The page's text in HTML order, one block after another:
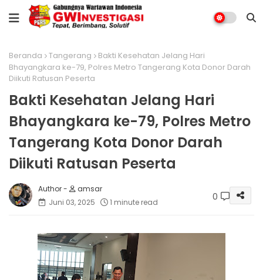
Beranda Tangerang
Bakti Kesehatan Jelang Hari
Bhayangkara ke-79, Polres Metro Tangerang Kota Donor Darah
Diikuti Ratusan Peserta
Bakti Kesehatan Jelang Hari
Bhayangkara ke-79, Polres Metro
Tangerang Kota Donor Darah
Diikuti Ratusan Peserta
amsar
Juni 03, 2025
1 minute read 0